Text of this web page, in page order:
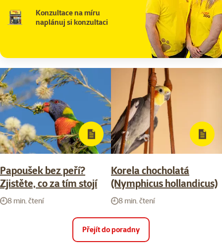
Konzultace na míru
naplánuj si konzultaci
Papoušek bez peří?
Zjistěte, co za tím stojí
8 min. čtení
Korela chocholatá
(Nymphicus hollandicus)
8 min. čtení
Přejít do poradny